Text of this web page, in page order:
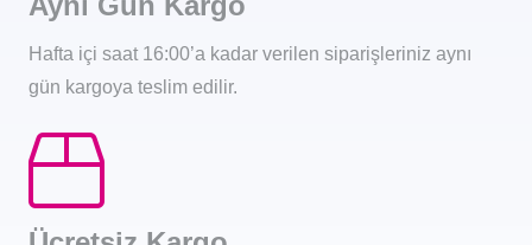
Hafta içi saat 16:00’a kadar verilen siparişleriniz aynı
gün kargoya teslim edilir.